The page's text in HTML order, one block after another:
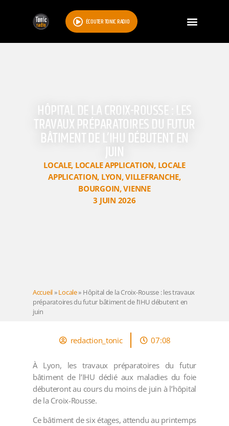
ÉCOUTER TONIC RADIO
HÔPITAL DE LA CROIX-ROUSSE : LES
TRAVAUX PRÉPARATOIRES DU FUTUR
BÂTIMENT DE L’IHU DÉBUTENT EN
JUIN
LOCALE, LOCALE APPLICATION, LOCALE
APPLICATION, LYON,VILLEFRANCHE,
BOURGOIN,VIENNE
3 JUIN 2026
Accueil»Locale» Hôpital de la Croix-Rousse : les travaux
préparatoires du futur bâtiment de l’IHU débutent en
juin
redaction_tonic 07:08
À Lyon, les travaux préparatoires du futur
bâtiment de l’IHU dédié aux maladies du foie
débuteront au cours du moins de juin à l’hôpital
de la Croix-Rousse.
Ce bâtiment de six étages, attendu au printemps